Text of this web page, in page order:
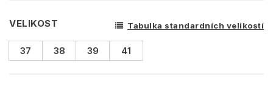
VELIKOST Tabulka standardních velikostí
37 38 39 41